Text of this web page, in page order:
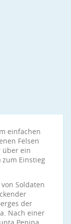
einfachen
Felsen
über ein
zum Einstieg
Soldaten
der
Nach einer